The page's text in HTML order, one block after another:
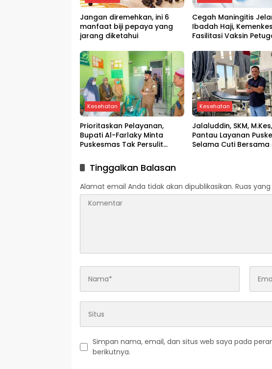
Jangan diremehkan, ini 6
manfaat biji pepaya yang
jarang diketahui
Cegah Maningitis
Ibadah Haji, Kemenkes
Fasilitasi Vaksin
Kesehatan
Prioritaskan Pelayanan,
Bupati Al-Farlaky Minta
Puskesmas Tak Persulit
Kesehatan
Jalaluddin, SKM, M.Kes,
Pantau Layanan
Selama Cuti Bersama
Tinggalkan Balasan
Alamat email Anda tidak akan dipublikasikan. Ruas
Simpan nama, email, dan situs web saya pada
berikutnya.